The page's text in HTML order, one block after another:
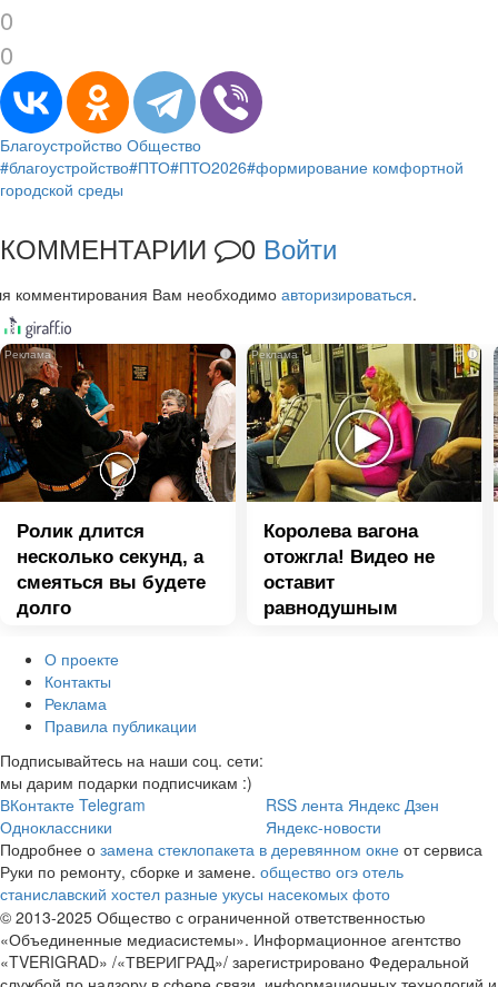
0
0
Благоустройство Общество
#благоустройство#ПТО#ПТО2026#формирование комфортной
городской среды
КОММЕНТАРИИ 0 Войти
комментирования Вам необходимо авторизироваться.
i
Ролик длится
несколько секунд, а
смеяться вы будете
долго
i
Королева вагона
отожгла! Видео не
оставит
равнодушным
О проекте
Контакты
Реклама
Правила публикации
Подписывайтесь на наши соц. сети:
мы дарим подарки подписчикам :)
ВКонтакте Telegram
Одноклассники
RSS лента Яндекс Дзен
Яндекс-новости
Подробнее о замена стеклопакета в деревянном окне от сервиса
Руки по ремонту, сборке и замене. общество огэ отель
станиславский хостел разные укусы насекомых фото
© 2013-2025 Общество с ограниченной ответственностью
«Объединенные медиасистемы». Информационное агентство
«TVERIGRAD» /«ТВЕРИГРАД»/ зарегистрировано Федеральной